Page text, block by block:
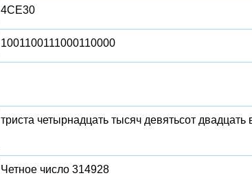
4CE30
1001100111000110000
триста четырнадцать тысяч девятьсот двадцать
Четное число 314928